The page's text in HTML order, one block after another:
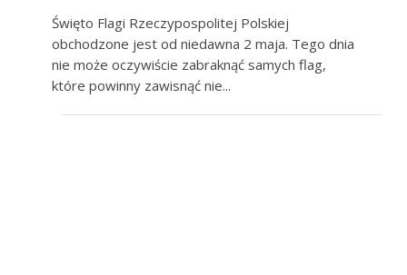
Święto Flagi Rzeczypospolitej Polskiej
obchodzone jest od niedawna 2 maja. Tego dnia
nie może oczywiście zabraknąć samych flag,
które powinny zawisnąć nie...